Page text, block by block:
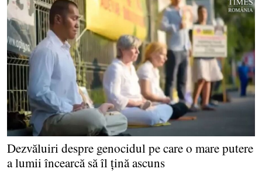
Dezvăluiri despre genocidul pe care o mare putere
a lumii încearcă să îl ţină ascuns